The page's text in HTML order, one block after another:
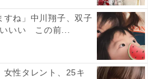
すね」中川翔子、双子
いいい この前...
女性タレント、25キ